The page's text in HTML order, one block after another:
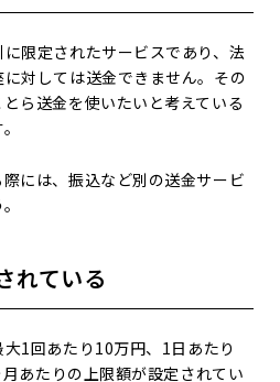
限定されたサービスであり、法
対しては送金できません。その
ら送金を使いたいと考えている
には、振込など別の送金サービ
れている
1回あたり10万円、1日あたり
あたりの上限額が設定されてい